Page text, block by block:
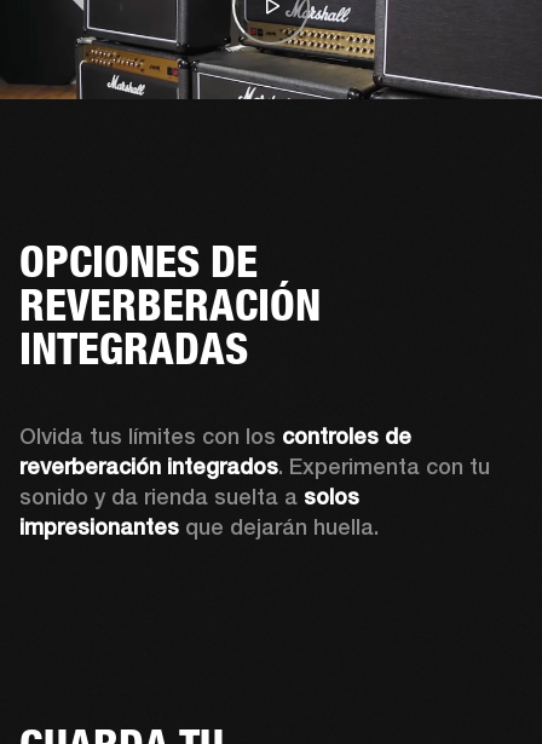
OPCIONES DE
REVERBERACIÓN
INTEGRADAS
Olvida tus límites con los controles de
reverberación integrados. Experimenta con tu
sonido y da rienda suelta a solos
impresionantes que dejarán huella.